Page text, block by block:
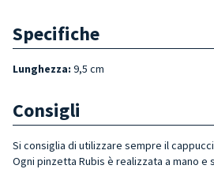
Specifiche
Lunghezza: 9,5 cm
Consigli
Si consiglia di utilizzare sempre il
Ogni pinzetta Rubis è realizzata a mano